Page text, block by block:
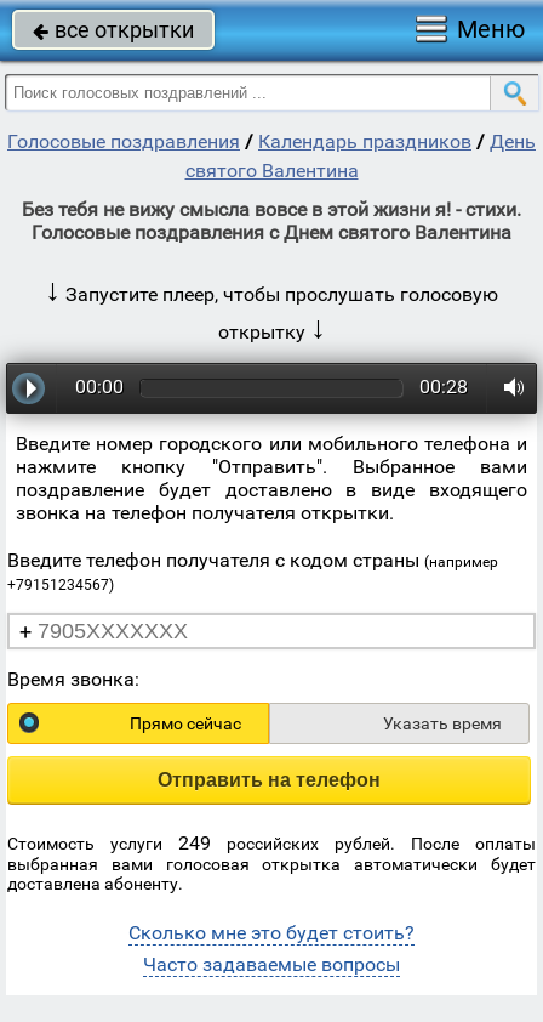
 все открытки Меню
Голосовые поздравления / Календарь праздников / День
святого Валентина
Без тебя не вижу смысла вовсе в этой жизни я! - стихи.
Голосовые поздравления с Днем святого Валентина
↓ Запустите плеер, чтобы прослушать голосовую
открытку ↓
00:00 00:28
Введите номер городского или мобильного телефона и
нажмите кнопку "Отправить". Выбранное вами
поздравление будет доставлено в виде входящего
звонка на телефон получателя открытки.
Введите телефон получателя с кодом страны (например
+79151234567)
+
Время звонка:
Прямо сейчас Указать время
Отправить на телефон
Стоимость услуги 249 российских рублей. После оплаты
выбранная вами голосовая открытка автоматически будет
доставлена абоненту.
Сколько мне это будет стоить?
Часто задаваемые вопросы